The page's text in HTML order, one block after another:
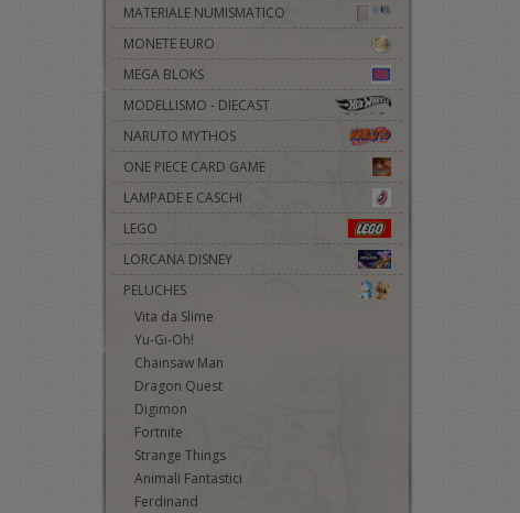
MATERIALE NUMISMATICO
MONETE EURO
MEGA BLOKS
MODELLISMO - DIECAST
NARUTO MYTHOS
ONE PIECE CARD GAME
LAMPADE E CASCHI
LEGO
LORCANA DISNEY
PELUCHES
Vita da Slime
Yu-Gi-Oh!
Chainsaw Man
Dragon Quest
Digimon
Fortnite
Strange Things
Animali Fantastici
Ferdinand